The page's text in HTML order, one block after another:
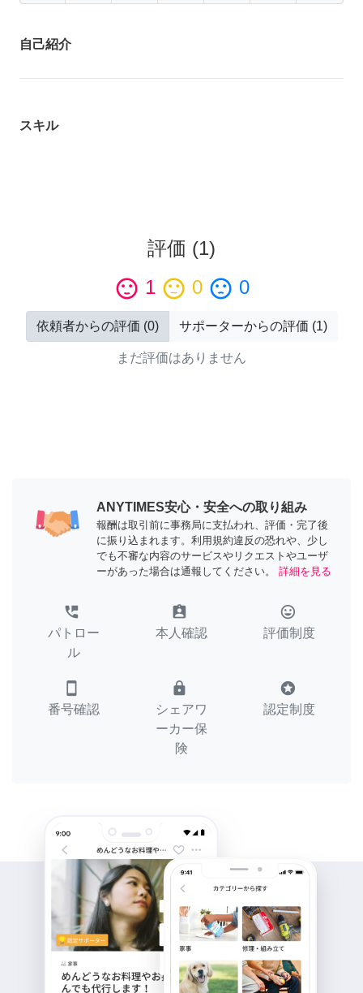
自己紹介
スキル
評価 (1)
sentiment_satisfied 1 sentiment_neutral 0 sentiment_dissatisfied 0
依頼者からの評価 (0) サポーターからの評価 (1)
まだ評価はありません
ANYTIMES安心・安全への取り組み
報酬は取引前に事務局に支払われ、評価・完了後
に振り込まれます。利用規約違反の恐れや、少し
でも不審な内容のサービスやリクエストやユーザ
ーがあった場合は通報してください。
詳細を見る
perm_phone_msg
パトロー
ル
assignment_ind
本人確認
tag_faces
評価制度
smartphone
番号確認
lock
シェアワ
ーカー保
険
stars
認定制度